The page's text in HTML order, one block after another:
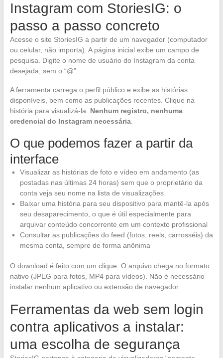
Instagram com StoriesIG: o
passo a passo concreto
Acesse o site StoriesIG a partir de um navegador (computador
ou celular, não importa). A página inicial exibe um campo de
pesquisa. Digite o nome de usuário do Instagram da conta
desejada, sem o “@”.
A ferramenta carrega o perfil público e exibe as histórias
disponíveis, bem como as publicações recentes. Clique na
história para visualizá-la. Nenhum registro, nenhuma
credencial do Instagram necessária.
O que podemos fazer a partir da
interface
Visualizar as histórias de foto e vídeo em andamento (as
postadas nas últimas 24 horas) sem que o proprietário da
conta veja seu nome na lista de visualizações
Baixar uma história para seu dispositivo para mantê-la após
seu desaparecimento, o que é útil especialmente para
arquivar conteúdo concorrente em um contexto profissional
Consultar as publicações do feed (fotos, reels, carrosséis) da
mesma conta, sempre de forma anônima
O download é feito com um clique. O arquivo chega no formato
nativo (JPEG para fotos, MP4 para vídeos). Não é necessário
instalar nenhum aplicativo ou extensão de navegador.
Ferramentas da web sem login
contra aplicativos a instalar:
uma escolha de segurança